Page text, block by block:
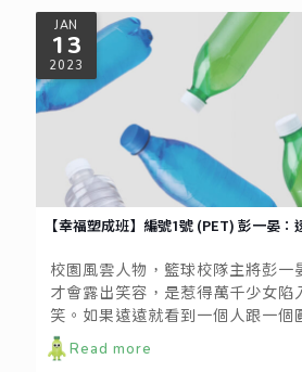
JAN
13
2023
【幸福塑成班】編號1號 (PET) 彭一晏：
校園風雲人物，籃球校隊主將彭一
才會露出笑容，是惹得萬千少女陷
笑。如果遠遠就看到一個人跟一個
就是他，總是籃球不離手。
Read more